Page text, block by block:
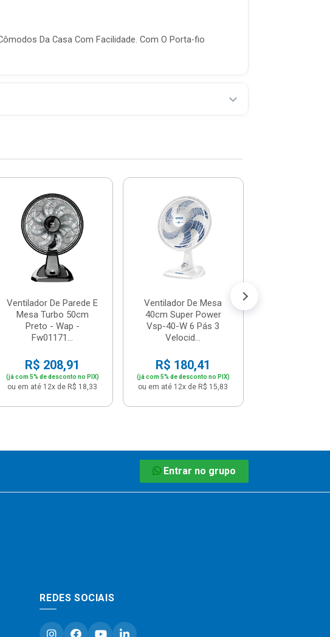
Da Casa Com Facilidade. Com O Porta-fio
Ventilador De Parede E
Mesa Turbo 50cm
Preto - Wap -
Fw01171...
R$ 208,91
(já com 5% de desconto no PIX)
ou em até 12x de R$ 18,33
Ventilador De Mesa
40cm Super Power
Vsp-40-W 6 Pás 3
Velocid...
R$ 180,41
(já com 5% de desconto no PIX)
ou em até 12x de R$ 15,83
Entrar no grupo
REDES SOCIAIS